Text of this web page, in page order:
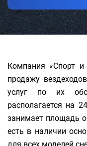
Компания «Спорт и
продажу
услуг по их
располагается на
занимает площадь
есть в наличии